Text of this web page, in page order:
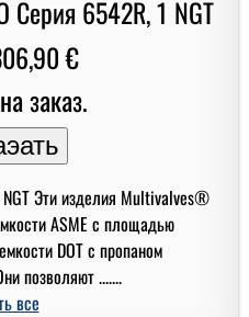
€
заказ.
Эти изделия Multivalves®
ASME с площадью
DOT с пропаном
позволяют .......
все